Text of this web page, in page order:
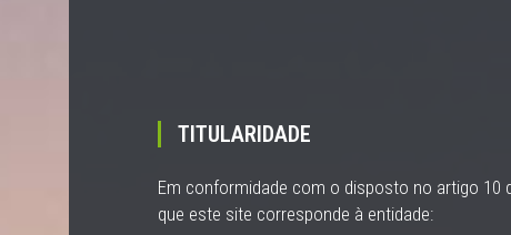
TITULARIDADE
Em conformidade com o disposto no artigo 10
que este site corresponde à entidade: